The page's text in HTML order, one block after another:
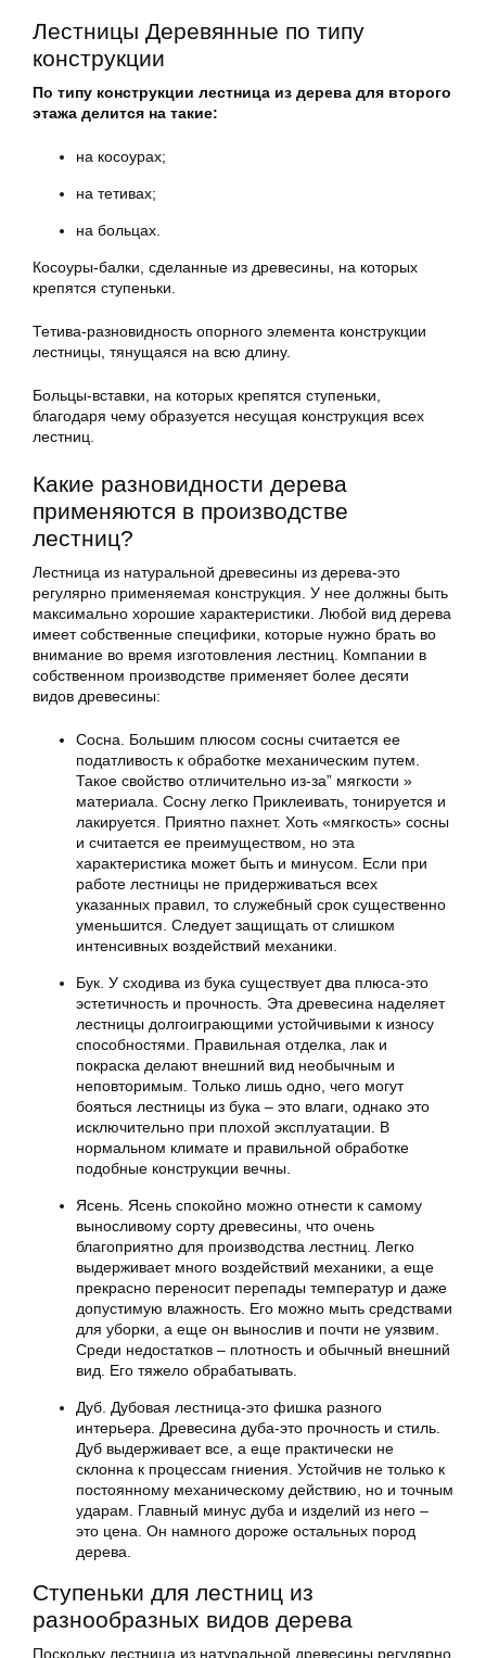
Лестницы Деревянные по типу
конструкции
По типу конструкции лестница из дерева для второго
этажа делится на такие:
на косоурах;
на тетивах;
на больцах.
Косоуры-балки, сделанные из древесины, на которых
крепятся ступеньки.
Тетива-разновидность опорного элемента конструкции
лестницы, тянущаяся на всю длину.
Больцы-вставки, на которых крепятся ступеньки,
благодаря чему образуется несущая конструкция всех
лестниц.
Какие разновидности дерева
применяются в производстве
лестниц?
Лестница из натуральной древесины из дерева-это
регулярно применяемая конструкция. У нее должны быть
максимально хорошие характеристики. Любой вид дерева
имеет собственные специфики, которые нужно брать во
внимание во время изготовления лестниц. Компании в
собственном производстве применяет более десяти
видов древесины:
Сосна. Большим плюсом сосны считается ее
податливость к обработке механическим путем.
Такое свойство отличительно из-за” мягкости »
материала. Сосну легко Приклеивать, тонируется и
лакируется. Приятно пахнет. Хоть «мягкость» сосны
и считается ее преимуществом, но эта
характеристика может быть и минусом. Если при
работе лестницы не придерживаться всех
указанных правил, то служебный срок существенно
уменьшится. Следует защищать от слишком
интенсивных воздействий механики.
Бук. У сходива из бука существует два плюса-это
эстетичность и прочность. Эта древесина наделяет
лестницы долгоиграющими устойчивыми к износу
способностями. Правильная отделка, лак и
покраска делают внешний вид необычным и
неповторимым. Только лишь одно, чего могут
бояться лестницы из бука – это влаги, однако это
исключительно при плохой эксплуатации. В
нормальном климате и правильной обработке
подобные конструкции вечны.
Ясень. Ясень спокойно можно отнести к самому
выносливому сорту древесины, что очень
благоприятно для производства лестниц. Легко
выдерживает много воздействий механики, а еще
прекрасно переносит перепады температур и даже
допустимую влажность. Его можно мыть средствами
для уборки, а еще он вынослив и почти не уязвим.
Среди недостатков – плотность и обычный внешний
вид. Его тяжело обрабатывать.
Дуб. Дубовая лестница-это фишка разного
интерьера. Древесина дуба-это прочность и стиль.
Дуб выдерживает все, а еще практически не
склонна к процессам гниения. Устойчив не только к
постоянному механическому действию, но и точным
ударам. Главный минус дуба и изделий из него –
это цена. Он намного дороже остальных пород
дерева.
Ступеньки для лестниц из
разнообразных видов дерева
Поскольку лестница из натуральной древесины регулярно